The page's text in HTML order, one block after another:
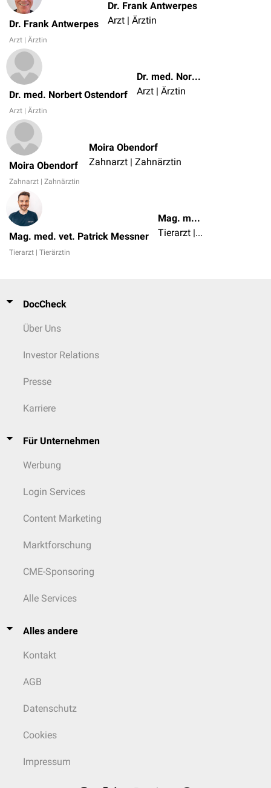
Dr. Frank Antwerpes
Arzt | Ärztin
Dr. Frank Antwerpes
Arzt | Ärztin
Dr. med. Norbert Ostendorf
Arzt | Ärztin
Dr. med. Norbert Ostendorf
Arzt | Ärztin
Moira Obendorf
Zahnarzt | Zahnärztin
Moira Obendorf
Zahnarzt | Zahnärztin
Mag. med. vet. Patrick Messner
Tierarzt | Tierärztin
Mag. med. vet. Patrick Messner
Tierarzt | Tierärztin
DocCheck
Über Uns
Investor Relations
Presse
Karriere
Für Unternehmen
Werbung
Login Services
Content Marketing
Marktforschung
CME-Sponsoring
Alle Services
Alles andere
Kontakt
AGB
Datenschutz
Cookies
Impressum